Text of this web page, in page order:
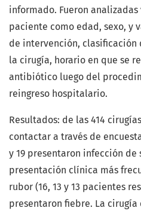
informado. Fueron
paciente como edad, sexo, y
de intervención, clasificación
la cirugía, horario en que se
antibiótico luego del
reingreso hospitalario.
Resultados: de las 414
contactar a través de
y 19 presentaron infección
presentación clínica más
rubor (16, 13 y 13 pacientes
presentaron fiebre. La cirugía